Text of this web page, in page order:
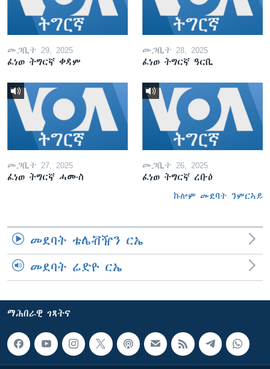
መጋቢት 29, 2025
ፈነወ ትግርኛ ቀዳም
መጋቢት 28, 2025
ፈነወ ትግርኛ ዓርቢ
መጋቢት 27, 2025
ፈነወ ትግርኛ ሓሙስ
መጋቢት 26, 2025
ፈነወ ትግርኛ ረቡዕ
ኩሎም መደባት ንምርኣይ
መደባት ቴሌቭዥን ርኤ
መደባት ሬድዮ ርኤ
ማሕበራዊ ገጻትና